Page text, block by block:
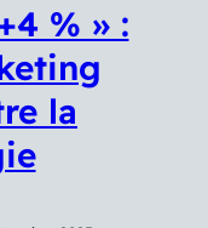
% » :
la